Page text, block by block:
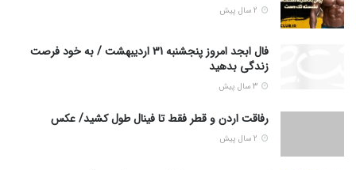
فال ابجد امروز پنجشنبه 31 اردیبهشت / به خود فرصت
زندگی بدهید
رفاقت اردن و قطر فقط تا فینال طول کشید/ عکس